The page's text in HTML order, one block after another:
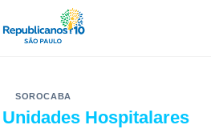
SOROCABA
Hospitalares